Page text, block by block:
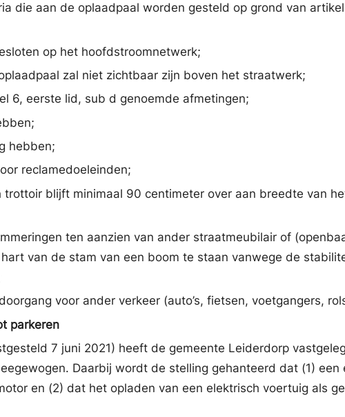
die aan de oplaadpaal worden gesteld op grond van
op het hoofdstroomnetwerk;
zal niet zichtbaar zijn boven het straatwerk;
6, eerste lid, sub d genoemde afmetingen;
hebben;
reclamedoeleinden;
blijft minimaal 90 centimeter over aan breedte van
ten aanzien van ander straatmeubilair of
van de stam van een boom te staan vanwege de
voor ander verkeer (auto’s, fietsen, voetgangers,
parkeren
7 juni 2021) heeft de gemeente Leiderdorp
Daarbij wordt de stelling gehanteerd dat (1)
en (2) dat het opladen van een elektrisch voertuig als